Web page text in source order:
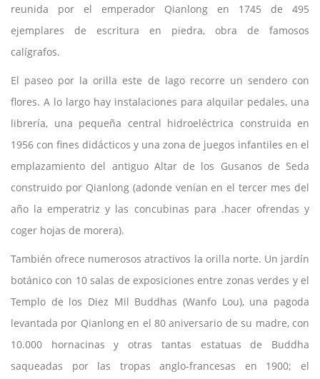
reunida por el emperador Qianlong en 1745 de 495
ejemplares de escritura en piedra, obra de famosos
calígrafos.
El paseo por la orilla este de lago recorre un sendero con
flores. A lo largo hay instalaciones para alquilar pedales, una
librería, una pequeña central hidroeléctrica construida en
1956 con fines didácticos y una zona de juegos infantiles en el
emplazamiento del antiguo Altar de los Gusanos de Seda
construido por Qianlong (adonde venían en el tercer mes del
año la emperatriz y las concubinas para .hacer ofrendas y
coger hojas de morera).
También ofrece numerosos atractivos la orilla norte. Un jardín
botánico con 10 salas de exposiciones entre zonas verdes y el
Templo de los Diez Mil Buddhas (Wanfo Lou), una pagoda
levantada por Qianlong en el 80 aniversario de su madre, con
10.000 hornacinas y otras tantas estatuas de Buddha
saqueadas por las tropas anglo-francesas en 1900; el